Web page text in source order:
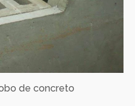
de concreto